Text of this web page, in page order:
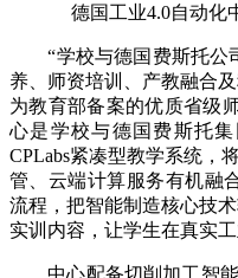
德国工业4.0自动化
“学校与德国费斯托公
养、师资培训、产教融合
为教育部备案的优质省级
心是学校与德国费斯托
CPLabs紧凑型教学系统，
管、云端计算服务有机融
流程，把智能制造核心技
实训内容，让学生在真实